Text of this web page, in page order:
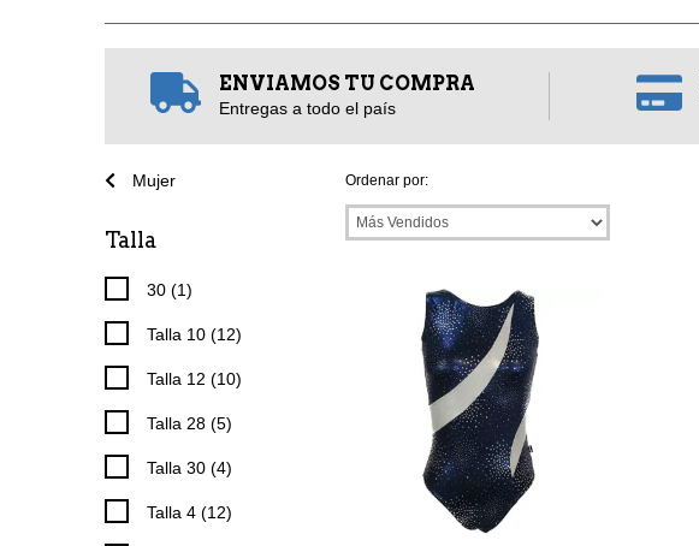
ENVIAMOS TU COMPRA
Entregas a todo el país
Mujer
Talla
30 (1)
Talla 10 (12)
Talla 12 (10)
Talla 28 (5)
Talla 30 (4)
Talla 4 (12)
Ordenar por: